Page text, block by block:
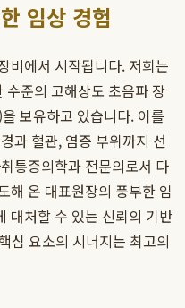
임상 경험
비에서 시작됩니다. 저희는
수준의 고해상도 초음파 장
보유하고 있습니다. 이를
과 혈관, 염증 부위까지 선
통증의학과 전문의로서 다
해 온 대표원장의 풍부한 임
대처할 수 있는 신뢰의 기반
심 요소의 시너지는 최고의